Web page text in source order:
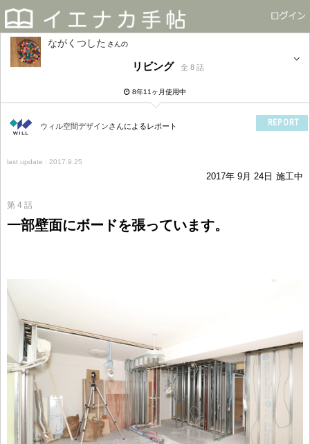
ながくつした さん
リビング 全 8 話
8年11ヶ月使用中
ウィル空間デザインさんによるレポート REPORT
last update : 2017.9.25
2017年 9月 24日 施工中
第 4 話
一部壁面にボードを張っています。